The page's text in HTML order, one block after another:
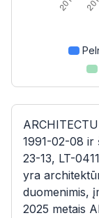
1991-02-08 ir
23-13, LT-
yra
duomenimis,
2025 metais